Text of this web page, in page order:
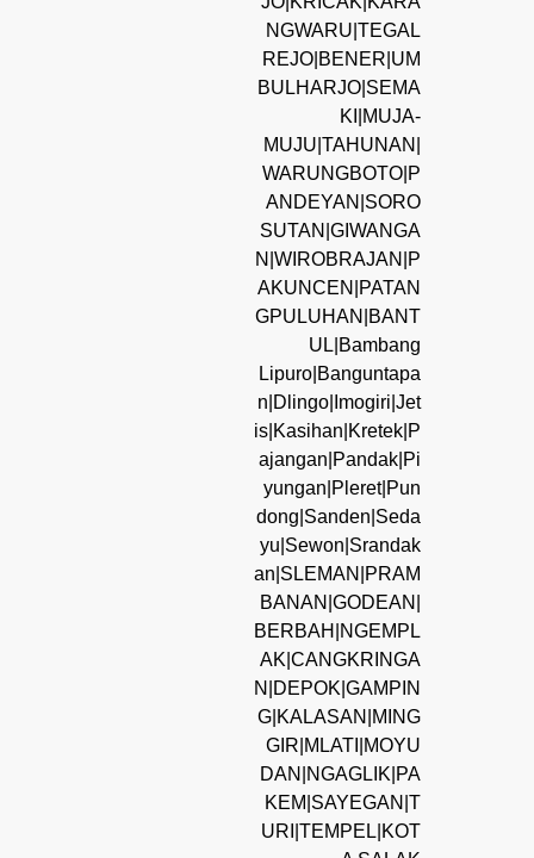
NGWARU|TEGAL
REJO|BENER|UM
BULHARJO|SEMA
KI|MUJA-
MUJU|TAHUNAN|
WARUNGBOTO|P
ANDEYAN|SORO
SUTAN|GIWANGA
N|WIROBRAJAN|P
AKUNCEN|PATAN
GPULUHAN|BANT
UL|Bambang
Lipuro|Banguntapa
n|Dlingo|Imogiri|Jet
is|Kasihan|Kretek|P
ajangan|Pandak|Pi
yungan|Pleret|Pun
dong|Sanden|Seda
yu|Sewon|Srandak
an|SLEMAN|PRAM
BANAN|GODEAN|
BERBAH|NGEMPL
AK|CANGKRINGA
N|DEPOK|GAMPIN
G|KALASAN|MING
GIR|MLATI|MOYU
DAN|NGAGLIK|PA
KEM|SAYEGAN|T
URI|TEMPEL|KOT